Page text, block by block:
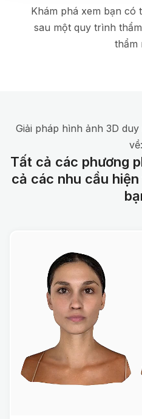
Khám phá xem bạn có
sau một quy trình
thẩm
Giải pháp hình ảnh 3D
về:
Tất cả các phương
cả các nhu cầu